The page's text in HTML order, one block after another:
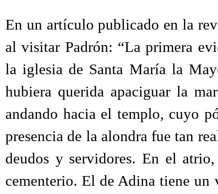
En un artículo publicado en la
al visitar Padrón: “La primera
la iglesia de Santa María la
hubiera querida apaciguar la
andando hacia el templo, cuyo
presencia de la alondra fue tan
deudos y servidores. En el
cementerio. El de Adina tiene